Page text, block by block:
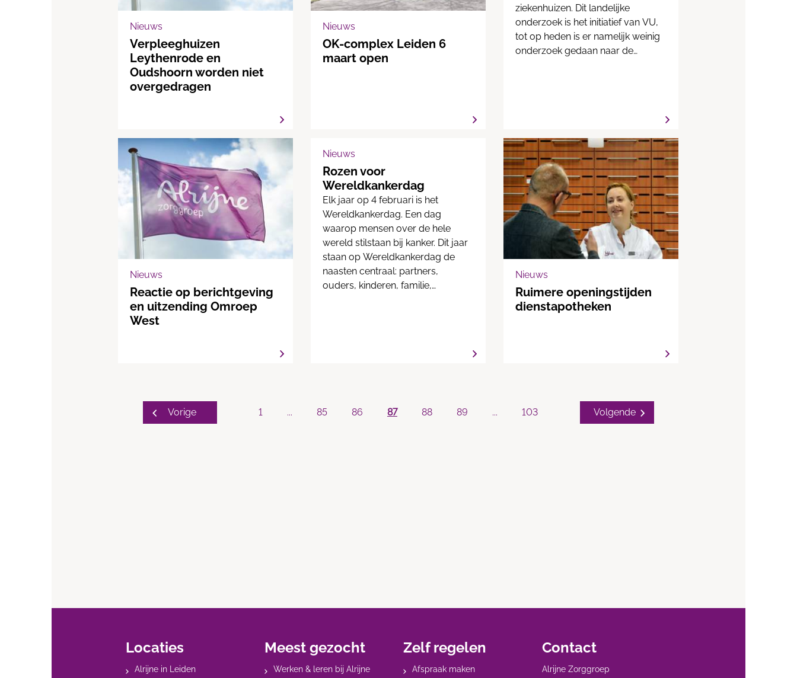
Nieuws
Verpleeghuizen
Leythenrode en
Oudshoorn worden niet
overgedragen
Nieuws
OK-complex Leiden 6
maart open
ziekenhuizen. Dit landelijke
onderzoek is het initiatief van VU,
tot op heden is er namelijk weinig
onderzoek gedaan naar de
verpleegafdeling van Alrijne
Ziekenhuis Leiderdorp een
vragenlijst ontvangen over hun
slaapervaring in het ziekenhuis.
Nieuws
Reactie op berichtgeving
en uitzending Omroep
West
Nieuws
Rozen voor
Wereldkankerdag
Elk jaar op 4 februari is het
Wereldkankerdag. Een dag
waarop mensen over de hele
wereld stilstaan bij kanker. Dit jaar
staan op Wereldkankerdag de
naasten centraal: partners,
ouders, kinderen, familie,
Nieuws
Ruimere openingstijden
dienstapotheken
Vorige 1 ... 85 86 87 88 89 ... 103 Volgende
Locaties
Alrijne in Leiden
Meest gezocht
Werken & leren bij Alrijne
Zelf regelen
Afspraak maken
Contact
Alrijne Zorggroep